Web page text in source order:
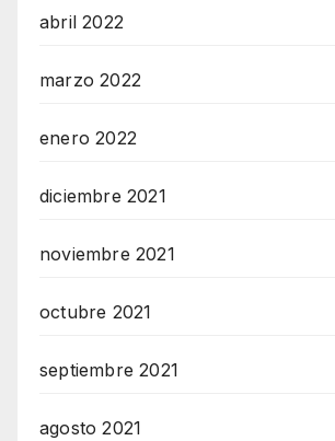
abril 2022
marzo 2022
enero 2022
diciembre 2021
noviembre 2021
octubre 2021
septiembre 2021
agosto 2021